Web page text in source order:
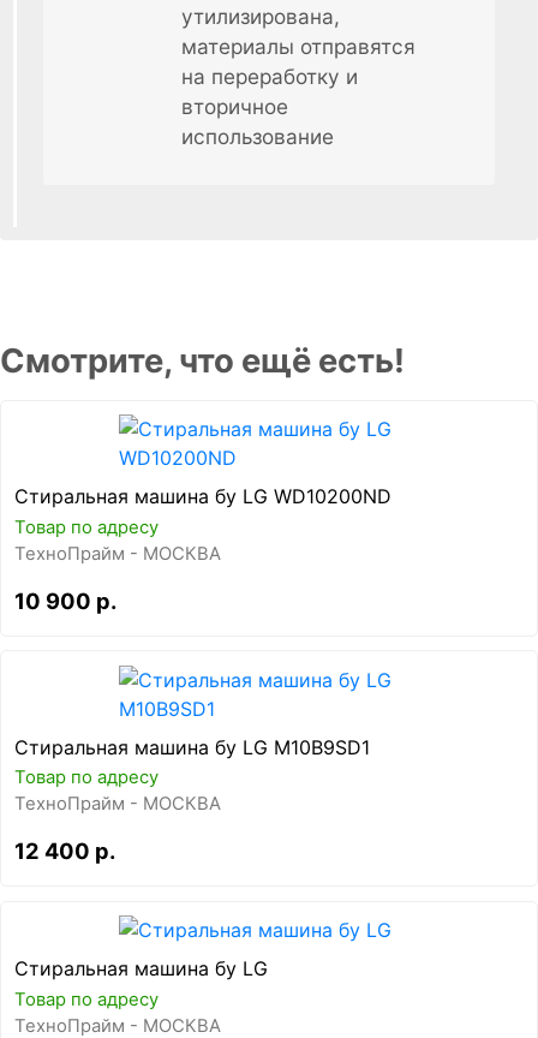
утилизирована,
материалы отправятся
на переработку и
вторичное
использование
Смотрите, что ещё есть!
Стиральная машина бу LG WD10200ND
Товар по адресу
ТехноПрайм - МОСКВА
10 900 р.
Стиральная машина бу LG M10B9SD1
Товар по адресу
ТехноПрайм - МОСКВА
12 400 р.
Стиральная машина бу LG
Товар по адресу
ТехноПрайм - МОСКВА